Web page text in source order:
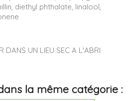
diethyl phthalate, linalool,
DANS UN LIEU SEC A L'ABRI
la même catégorie :